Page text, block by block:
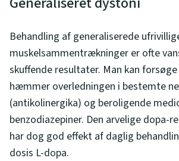
Behandling af generaliserede
muskelsammentrækninger er ofte
skuffende resultater. Man kan
hæmmer overledningen i bestemte
(antikolinergika) og beroligende
benzodiazepiner. Den arvelige dopa-
har dog god effekt af daglig
dosis L-dopa.